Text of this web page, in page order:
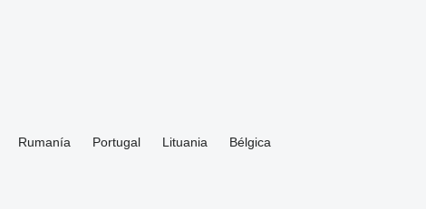
Rumanía Portugal Lituania
Bélgica